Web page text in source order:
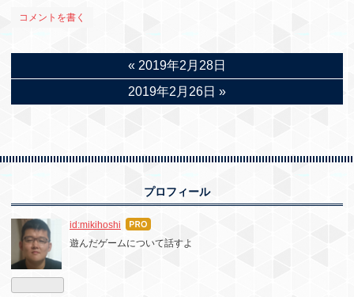
コメントを書く
« 2019年2月28日
2019年2月26日 »
プロフィール
id:mikihoshi
はて
なブ
遊んだゲームについて話すよ